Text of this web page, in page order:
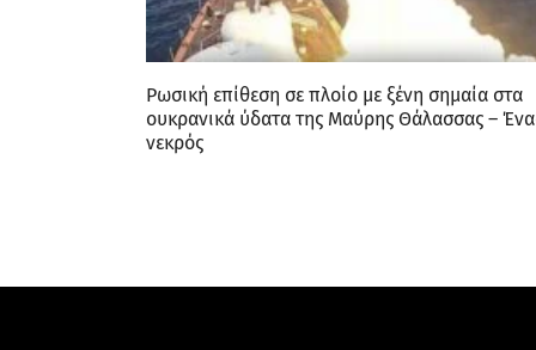
Ρωσική επίθεση σε πλοίο με ξένη σημαία στα
ουκρανικά ύδατα της Μαύρης Θάλασσας –
νεκρός